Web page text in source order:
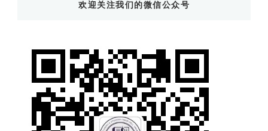
欢迎关注我们的微信公众号